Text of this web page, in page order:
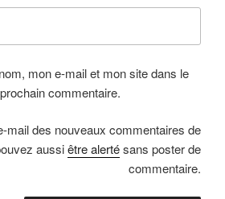
mon e-mail et mon site dans le
commentaire.
mail des nouveaux commentaires de
aussiêtre alertésans poster de
commentaire.